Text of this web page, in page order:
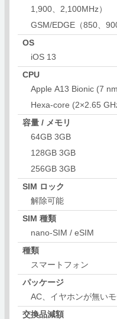
1,900、2,100MHz）
GSM/EDGE（850、
OS
iOS 13
CPU
Apple A13 Bionic (7
Hexa-core (2×2.65
容量 / メモリ
64GB 3GB
128GB 3GB
256GB 3GB
SIM ロック
解除可能
SIM 種類
nano-SIM / eSIM
種類
スマートフォン
パッケージ
AC、イヤホンが無い
交換品減額